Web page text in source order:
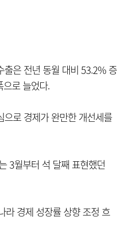
출은 전년 동월 대비 53.2% 증
로 늘었다.
로 경제가 완만한 개선세를
3월부터 석 달째 표현했던
라 경제 성장률 상향 조정 흐